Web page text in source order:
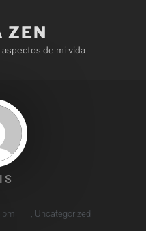
ZEN
de mi vida
pm Uncategorized